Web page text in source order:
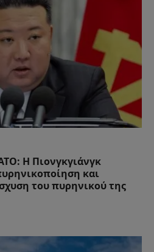
Η Πιονγκγιάνγκ
και
του πυρηνικού της